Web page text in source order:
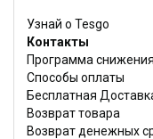
Узнай о Tesgo
Контакты
Программа
Способы оплаты
Бесплатная
Возврат товара
Возврат денежных